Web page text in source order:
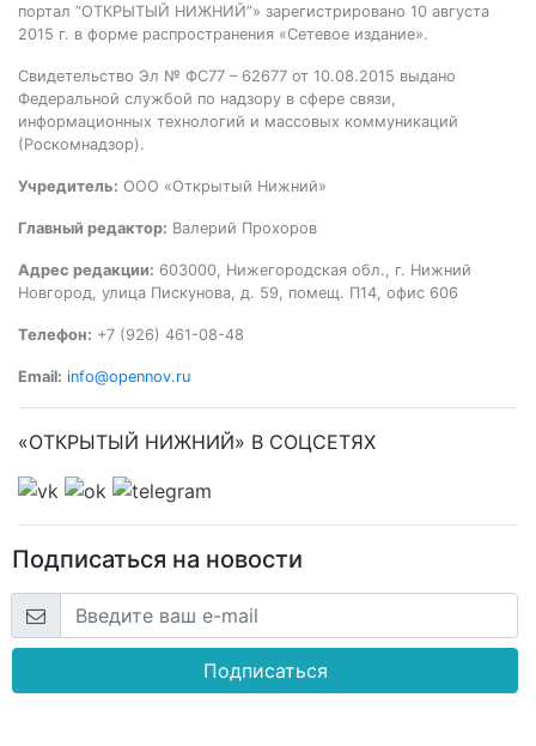
портал “ОТКРЫТЫЙ НИЖНИЙ”» зарегистрировано 10 августа
2015 г. в форме распространения «Сетевое издание».
Свидетельство Эл № ФС77 – 62677 от 10.08.2015 выдано
Федеральной службой по надзору в сфере связи,
информационных технологий и массовых коммуникаций
(Роскомнадзор).
Учредитель: ООО «Открытый Нижний»
Главный редактор: Валерий Прохоров
Адрес редакции: 603000, Нижегородская обл., г. Нижний
Новгород, улица Пискунова, д. 59, помещ. П14, офис 606
Телефон: +7 (926) 461-08-48
Email: info@opennov.ru
«ОТКРЫТЫЙ НИЖНИЙ» В СОЦСЕТЯХ
Подписаться на новости
Подписаться